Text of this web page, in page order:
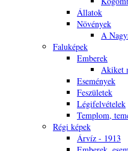
Állatok
Növények
A
Faluképek
Emberek
Akiket
Események
Feszületek
Légifelvételek
Templom,
Régi képek
Árvíz - 1913